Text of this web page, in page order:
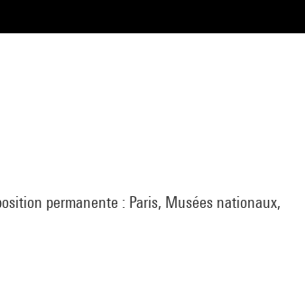
permanente : Paris, Musées nationaux,